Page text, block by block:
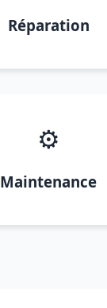
Réparation
⚙️
Maintenance